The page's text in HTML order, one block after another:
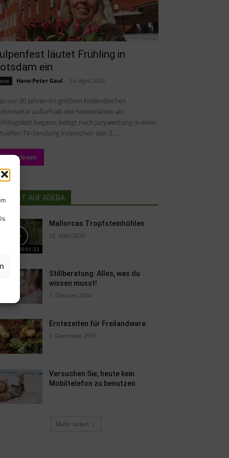
läutet Frühling in
ein
Hans-Peter Gaul 16. April 2026
vor 30 Jahren im größten holländischen
außerhalb der Niederlande als
begann belegt nach Jurywertung in einer
TV-Sendung inzwischen den 2....
Weiterlesen
BELIEBT AUF ADEBA
00:01:22
Mallorcas Tropfsteinhöhlen
25. März 2020
Stillberatung: Alles, was du
wissen musst!
7. Oktober 2024
Erntezeiten für Freilandware
2. Dezember 2018
Versuchen Sie, heute kein
Mobiltelefon zu benutzen.
Mehr laden